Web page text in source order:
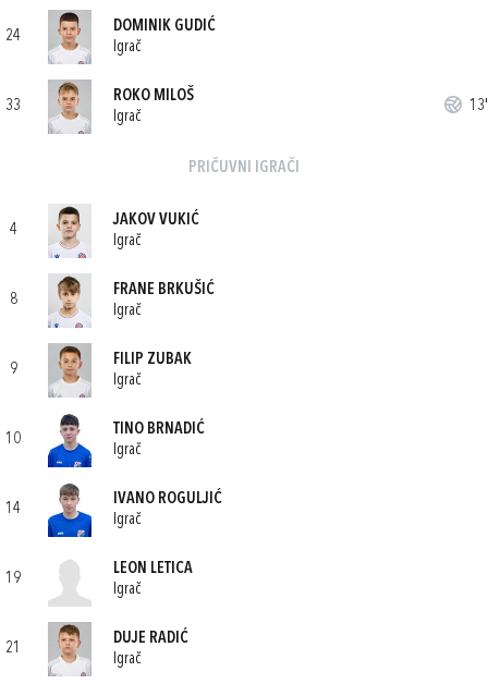
24
DOMINIK GUDIĆ
Igrač
33
ROKO MILOŠ
Igrač
13'
PRIČUVNI IGRAČI
4
JAKOV VUKIĆ
Igrač
8
FRANE BRKUŠIĆ
Igrač
9
FILIP ZUBAK
Igrač
10
TINO BRNADIĆ
Igrač
14
IVANO ROGULJIĆ
Igrač
19
LEON LETICA
Igrač
21
DUJE RADIĆ
Igrač